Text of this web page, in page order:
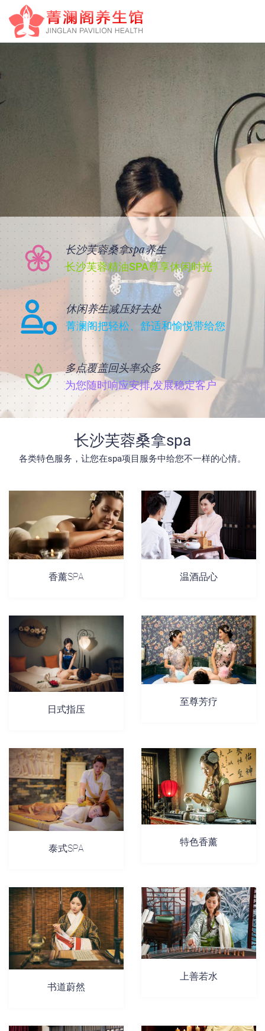
长沙芙蓉桑拿spa养生
长沙芙蓉精油SPA尊享休闲时光
休闲养生减压好去处
菁澜阁把轻松、舒适和愉悦带给您
多点覆盖回头率众多
为您随时响应安排,发展稳定客户
长沙芙蓉桑拿spa
各类特色服务，让您在spa项目服务中给您不一样的心情。
香薰SPA 温酒品心
日式指压
至尊芳疗
泰式SPA
特色香薰
书道蔚然
上善若水